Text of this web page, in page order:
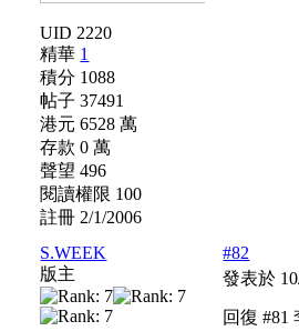
UID 2220
精華 1
積分 1088
帖子 37491
港元 6528 萬
存款 0 萬
聲望 496
閱讀權限 100
註冊 2/1/2006
S.WEEK
版主
#82
發表於
回復 #81